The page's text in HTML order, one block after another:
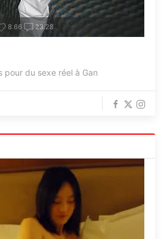
8.66 23.28
pour du sexe réel à Gan